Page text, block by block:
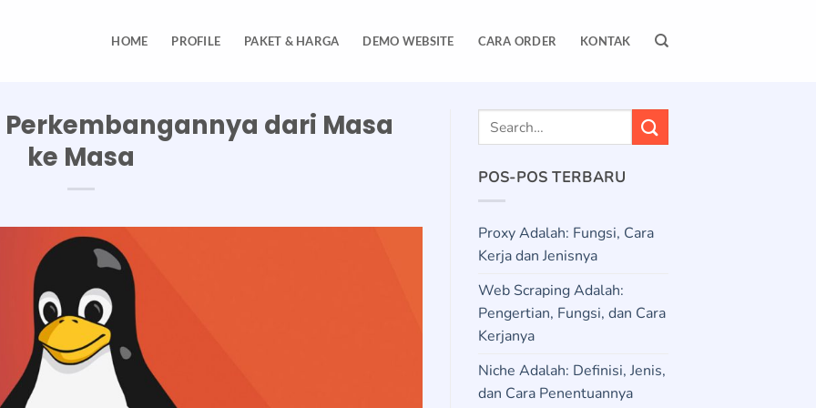
HOME PROFILE PAKET & HARGA DEMO WEBSITE CARA ORDER KONTAK
dari Masa
ke Masa
POS-POS TERBARU
Proxy Adalah: Fungsi, Cara
Kerja dan Jenisnya
Web Scraping Adalah:
Pengertian, Fungsi, dan Cara
Kerjanya
Niche Adalah: Definisi, Jenis,
dan Cara Penentuannya